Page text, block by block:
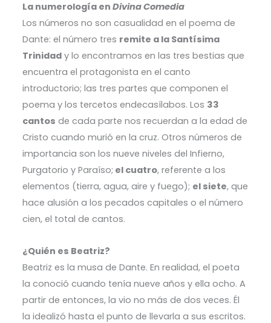
La numerología en Divina Comedia
Los números no son casualidad en el poema de
Dante: el número tres remite a la Santísima
Trinidady lo encontramos en las tres bestias que
encuentra el protagonista en el canto
introductorio; las tres partes que componen el
poema y los tercetos endecasílabos. Los 33
cantos de cada parte nos recuerdan a la edad de
Cristo cuando murió en la cruz. Otros números de
importancia son los nueve niveles del Infierno,
Purgatorio y Paraíso; el cuatro, referente a los
elementos (tierra, agua, aire y fuego); el siete, que
hace alusión a los pecados capitales o el número
cien, el total de cantos.
¿Quién es Beatriz?
Beatriz es la musa de Dante. En realidad, el poeta
la conoció cuando tenía nueve años y ella ocho. A
partir de entonces, la vio no más de dos veces. Él
la idealizó hasta el punto de llevarla a sus escritos.